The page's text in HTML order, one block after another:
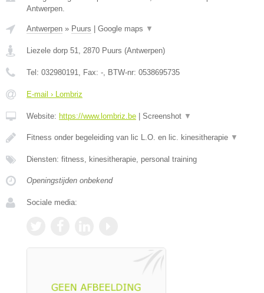
Antwerpen.
Antwerpen » Puurs | Google maps ▼
Liezele dorp 51 2870 Puurs (Antwerpen)
Tel: 032980191 , Fax: - , BTW-nr: 0538695735
E-mail › Lombriz
Website: https://www.lombriz.be | Screenshot ▼
Fitness onder begeleiding van lic L.O. en lic. kinesitherapie ▼
Diensten: fitness, kinesitherapie, personal training
Openingstijden onbekend
Sociale media: